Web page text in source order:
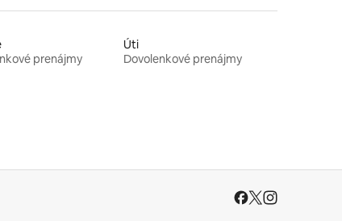
prenájmy
Úti
Dovolenkové prenájmy